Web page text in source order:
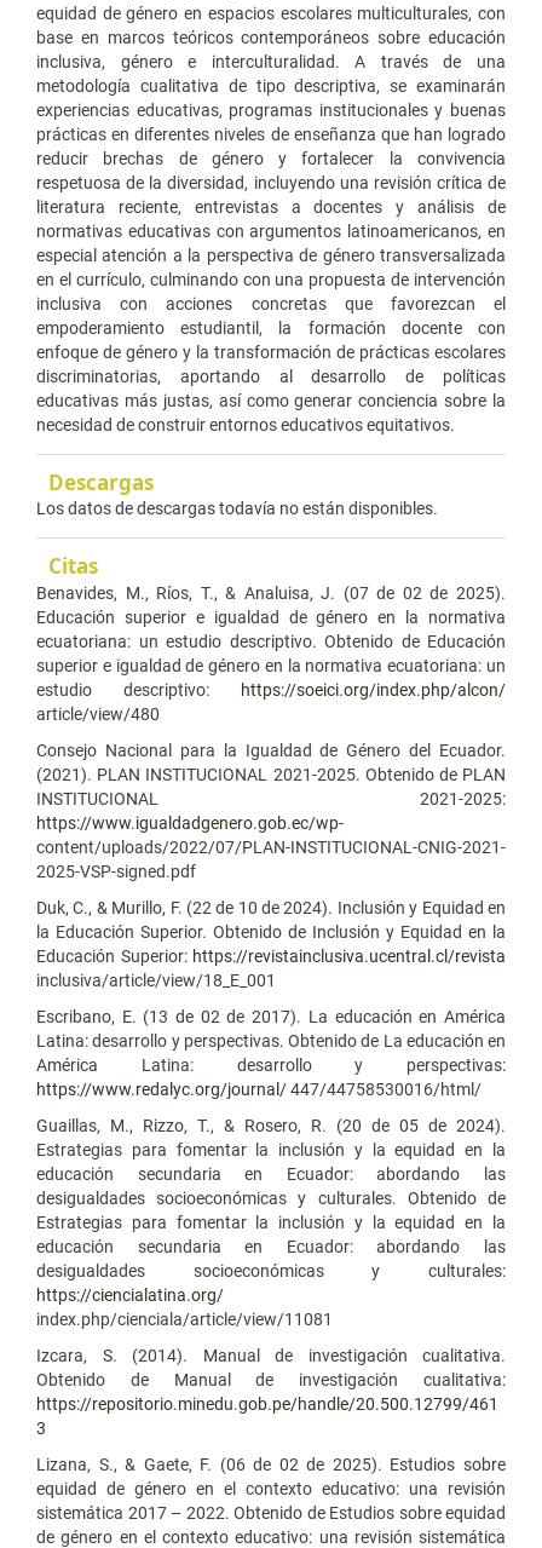
equidad de género en espacios escolares multiculturales, con
base en marcos teóricos contemporáneos sobre educación
inclusiva, género e interculturalidad. A través de una
metodología cualitativa de tipo descriptiva, se examinarán
experiencias educativas, programas institucionales y buenas
prácticas en diferentes niveles de enseñanza que han logrado
reducir brechas de género y fortalecer la convivencia
respetuosa de la diversidad, incluyendo una revisión crítica de
literatura reciente, entrevistas a docentes y análisis de
normativas educativas con argumentos latinoamericanos, en
especial atención a la perspectiva de género transversalizada
en el currículo, culminando con una propuesta de intervención
inclusiva con acciones concretas que favorezcan el
empoderamiento estudiantil, la formación docente con
enfoque de género y la transformación de prácticas escolares
discriminatorias, aportando al desarrollo de políticas
educativas más justas, así como generar conciencia sobre la
necesidad de construir entornos educativos equitativos.
Descargas
Los datos de descargas todavía no están disponibles.
Citas
Benavides, M., Ríos, T., & Analuisa, J. (07 de 02 de 2025).
Educación superior e igualdad de género en la normativa
ecuatoriana: un estudio descriptivo. Obtenido de Educación
superior e igualdad de género en la normativa ecuatoriana: un
estudio descriptivo:
https://soeici.org/index.php/alcon/
article/view/480
Consejo Nacional para la Igualdad de Género del Ecuador.
(2021). PLAN INSTITUCIONAL 2021-2025. Obtenido de PLAN
INSTITUCIONAL 2021-2025:
https://www.igualdadgenero.gob.ec/wp-
content/uploads/2022/07/PLAN-INSTITUCIONAL-CNIG-2021-
2025-VSP-signed.pdf
Duk, C., & Murillo, F. (22 de 10 de 2024). Inclusión y Equidad en
la Educación Superior. Obtenido de Inclusión y Equidad en la
Educación Superior: https://revistainclusiva.ucentral.cl/revista
inclusiva/article/view/18_E_001
Escribano, E. (13 de 02 de 2017). La educación en América
Latina: desarrollo y perspectivas. Obtenido de La educación en
América Latina: desarrollo y perspectivas:
https://www.redalyc.org/journal/447/44758530016/html/
Guaillas, M., Rizzo, T., & Rosero, R. (20 de 05 de 2024).
Estrategias para fomentar la inclusión y la equidad en la
educación secundaria en Ecuador: abordando las
desigualdades socioeconómicas y culturales. Obtenido de
Estrategias para fomentar la inclusión y la equidad en la
educación secundaria en Ecuador: abordando las
desigualdades socioeconómicas y culturales:
https://ciencialatina.org/
index.php/cienciala/article/view/11081
Izcara, S. (2014). Manual de investigación cualitativa.
Obtenido de Manual de investigación cualitativa:
https://repositorio.minedu.gob.pe/handle/20.500.12799/461
3
Lizana, S., & Gaete, F. (06 de 02 de 2025). Estudios sobre
equidad de género en el contexto educativo: una revisión
sistemática 2017 – 2022. Obtenido de Estudios sobre equidad
de género en el contexto educativo: una revisión sistemática